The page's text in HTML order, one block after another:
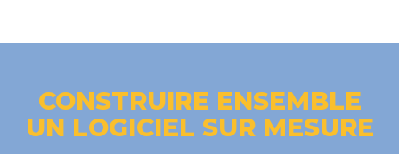
CONSTRUIRE ENSEMBLE
UN LOGICIEL SUR MESURE